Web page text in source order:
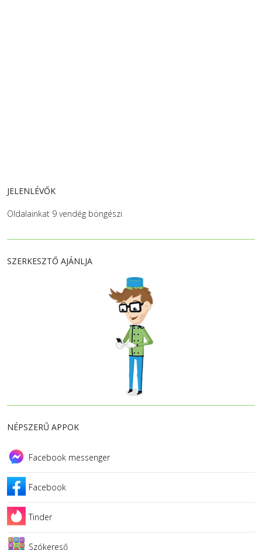
JELENLÉVŐK
Oldalainkat 9 vendég böngészi
SZERKESZTŐ AJÁNLJA
NÉPSZERŰ APPOK
Facebook messenger
Facebook
Tinder
Szókereső